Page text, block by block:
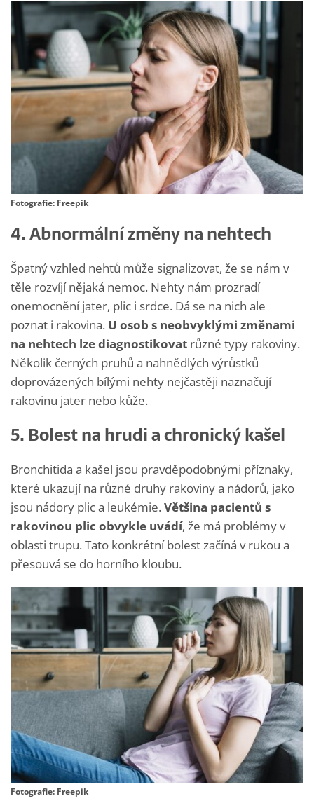
Fotografie: Freepik
4. Abnormální změny na nehtech
Špatný vzhled nehtů může signalizovat, že se nám v
těle rozvíjí nějaká nemoc. Nehty nám prozradí
onemocnění jater, plic i srdce. Dá se na nich ale
poznat i rakovina. U osob s neobvyklými změnami
na nehtech lze diagnostikovat různé typy rakoviny.
Několik černých pruhů a nahnědlých výrůstků
doprovázených bílými nehty nejčastěji naznačují
rakovinu jater nebo kůže.
5. Bolest na hrudi a chronický kašel
Bronchitida a kašel jsou pravděpodobnými příznaky,
které ukazují na různé druhy rakoviny a nádorů, jako
jsou nádory plic a leukémie. Většina pacientů s
rakovinou plic obvykle uvádí, že má problémy v
oblasti trupu. Tato konkrétní bolest začíná v rukou a
přesouvá se do horního kloubu.
Fotografie: Freepik